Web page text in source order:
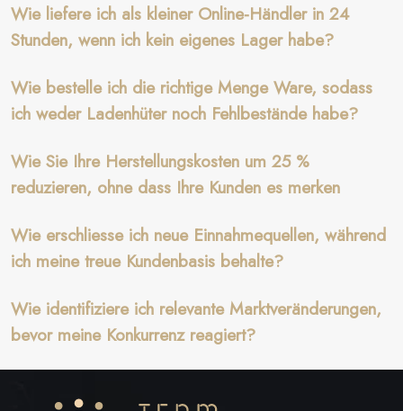
Wie liefere ich als kleiner Online-Händler in 24
Stunden, wenn ich kein eigenes Lager habe?
Wie bestelle ich die richtige Menge Ware, sodass
ich weder Ladenhüter noch Fehlbestände habe?
Wie Sie Ihre Herstellungskosten um 25 %
reduzieren, ohne dass Ihre Kunden es merken
Wie erschliesse ich neue Einnahmequellen, während
ich meine treue Kundenbasis behalte?
Wie identifiziere ich relevante Marktveränderungen,
bevor meine Konkurrenz reagiert?